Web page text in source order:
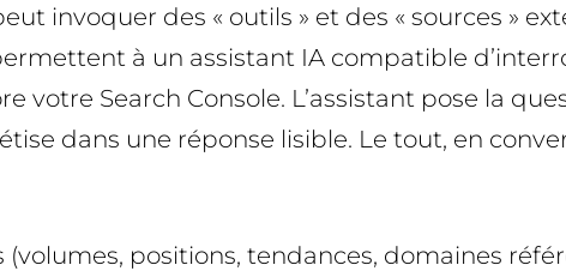
invoquer des « outils » et des « sources »
à un assistant IA compatible
Search Console. L’assistant pose la
dans une réponse lisible. Le tout, en
(volumes, positions, tendances, domaines